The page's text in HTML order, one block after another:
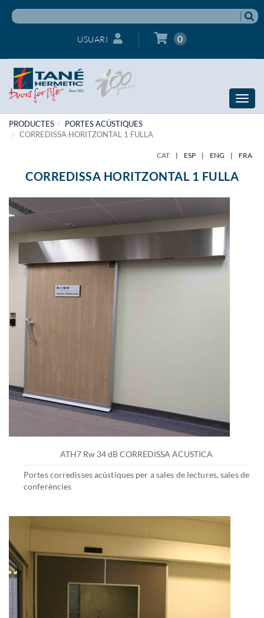
USUARI 0
Toggle
PRODUCTES
PORTES ACÚSTIQUES
CORREDISSA HORITZONTAL 1 FULLA
CAT | ESP | ENG | FRA
CORREDISSA HORITZONTAL 1 FULLA
ATH7 Rw 34 dB CORREDISSA ACUSTICA
Portes corredisses acústiques per a sales de lectures, sales de
conferències